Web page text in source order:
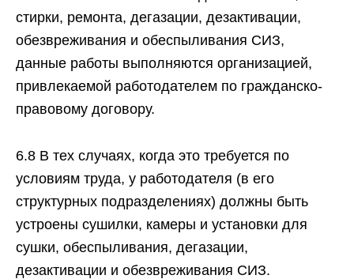
стирки, ремонта, дегазации, дезактивации,
обезвреживания и обеспыливания СИЗ,
данные работы выполняются организацией,
привлекаемой работодателем по гражданско-
правовому договору.
6.8 B тех случаях, когда это требуется по
условиям труда, у работодателя (в его
структурных подразделениях) должны быть
устроены сушилки, камеры и установки для
сушки, обеспыливания, дегазации,
дезактивации и обезвреживания СИЗ.